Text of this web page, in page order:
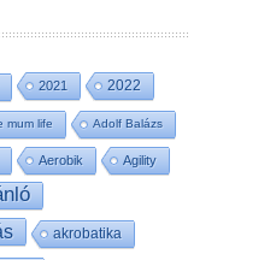
2021 2022
mum life Adolf Balázs
Aerobik Agility
akrobatika